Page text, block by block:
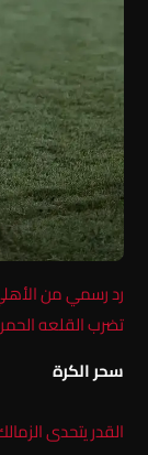
رد رسمي من
تضرب القلعه
سحر الكرة
القدر يتحدى